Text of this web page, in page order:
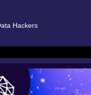
Hackers